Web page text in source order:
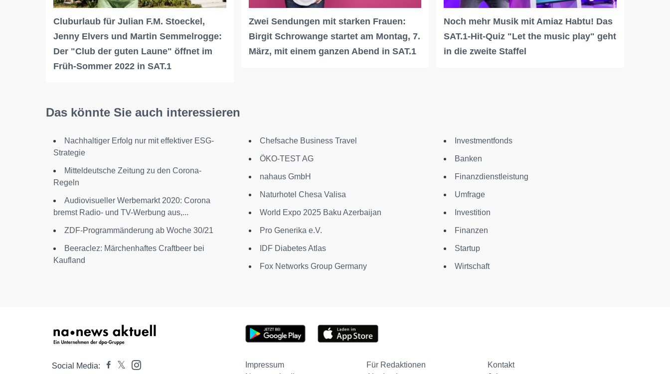
Cluburlaub für Julian F.M. Stoeckel,
Jenny Elvers und Martin Semmelrogge:
Der "Club der guten Laune" öffnet im
Früh-Sommer 2022 in SAT.1
Zwei Sendungen mit starken Frauen:
Birgit Schrowange startet am Montag, 7.
März, mit einem ganzen Abend in SAT.1
Noch mehr Musik mit Amiaz Habtu! Das
SAT.1-Hit-Quiz "Let the music play" geht
in die zweite Staffel
Das könnte Sie auch interessieren
Nachhaltiger Erfolg nur mit effektiver ESG-
Strategie
Mitteldeutsche Zeitung zu den Corona-
Regeln
Audiovisueller Werbemarkt 2020: Corona
bremst Radio- und TV-Werbung aus,...
ZDF-Programmänderung ab Woche 30/21
Beeraclez: Märchenhaftes Craftbeer bei
Kaufland
Chefsache Business Travel
ÖKO-TEST AG
nahaus GmbH
Naturhotel Chesa Valisa
World Expo 2025 Baku Azerbaijan
Pro Generika e.V.
IDF Diabetes Atlas
Fox Networks Group Germany
Investmentfonds
Banken
Finanzdienstleistung
Umfrage
Investition
Finanzen
Startup
Wirtschaft
Social Media: Impressum Für Redaktionen
Kontakt